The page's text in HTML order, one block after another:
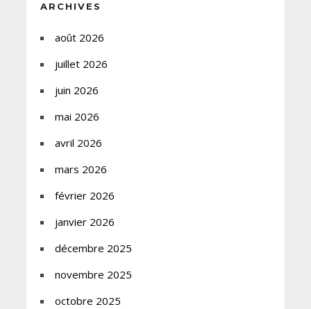
ARCHIVES
août 2026
juillet 2026
juin 2026
mai 2026
avril 2026
mars 2026
février 2026
janvier 2026
décembre 2025
novembre 2025
octobre 2025